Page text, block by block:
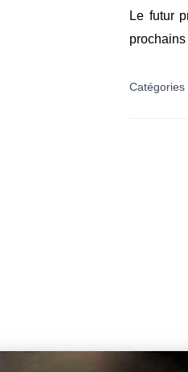
Le futur
Catégories